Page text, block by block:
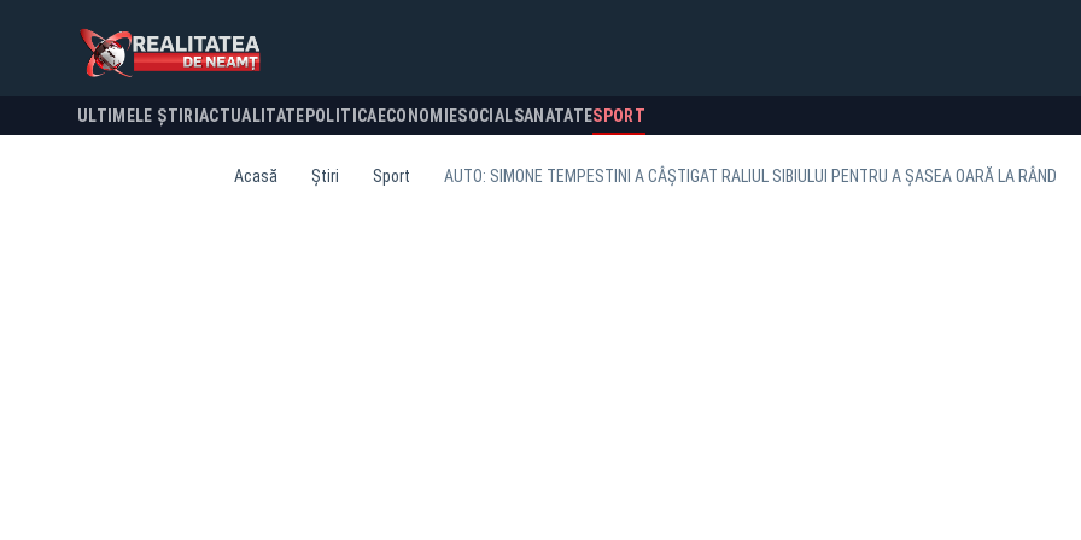
ULTIMELE ȘTIRI ACTUALITATE POLITICA ECONOMIESOCIALSANATATESPORT
Acasă Știri Sport AUTO: SIMONE TEMPESTINI A CÂȘTIGAT RALIUL SIBIULUI PENTRU A ȘASEA OARĂ LA RÂND